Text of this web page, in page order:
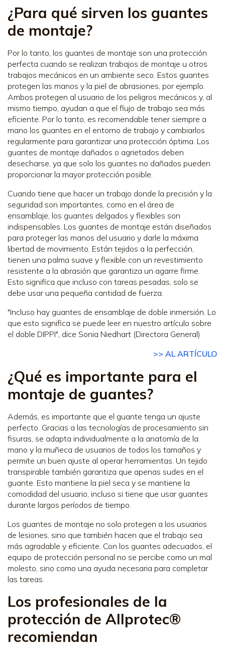
¿Para qué sirven los guantes
de montaje?
Por lo tanto, los guantes de montaje son una protección
perfecta cuando se realizan trabajos de montaje u otros
trabajos mecánicos en un ambiente seco. Estos guantes
protegen las manos y la piel de abrasiones, por ejemplo.
Ambos protegen al usuario de los peligros mecánicos y, al
mismo tiempo, ayudan a que el flujo de trabajo sea más
eficiente. Por lo tanto, es recomendable tener siempre a
mano los guantes en el entorno de trabajo y cambiarlos
regularmente para garantizar una protección óptima. Los
guantes de montaje dañados o agrietados deben
desecharse, ya que solo los guantes no dañados pueden
proporcionar la mayor protección posible.
Cuando tiene que hacer un trabajo donde la precisión y la
seguridad son importantes, como en el área de
ensamblaje, los guantes delgados y flexibles son
indispensables. Los guantes de montaje están diseñados
para proteger las manos del usuario y darle la máxima
libertad de movimiento. Están tejidos a la perfección,
tienen una palma suave y flexible con un revestimiento
resistente a la abrasión que garantiza un agarre firme.
Esto significa que incluso con tareas pesadas, solo se
debe usar una pequeña cantidad de fuerza.
"Incluso hay guantes de ensamblaje de doble inmersión. Lo
que esto significa se puede leer en nuestro artículo sobre
el doble DIPPI", dice Sonia Niedhart (Directora General)
>> AL ARTÍCULO
¿Qué es importante para el
montaje de guantes?
Además, es importante que el guante tenga un ajuste
perfecto. Gracias a las tecnologías de procesamiento sin
fisuras, se adapta individualmente a la anatomía de la
mano y la muñeca de usuarios de todos los tamaños y
permite un buen ajuste al operar herramientas. Un tejido
transpirable también garantiza que apenas sudes en el
guante. Esto mantiene la piel seca y se mantiene la
comodidad del usuario, incluso si tiene que usar guantes
durante largos períodos de tiempo.
Los guantes de montaje no solo protegen a los usuarios
de lesiones, sino que también hacen que el trabajo sea
más agradable y eficiente. Con los guantes adecuados, el
equipo de protección personal no se percibe como un mal
molesto, sino como una ayuda necesaria para completar
las tareas.
Los profesionales de la
protección de Allprotec®
recomiendan